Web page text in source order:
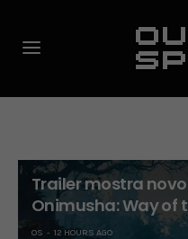
Trailer mostra
Onimusha: Way of
OS 12 HOURS AGO